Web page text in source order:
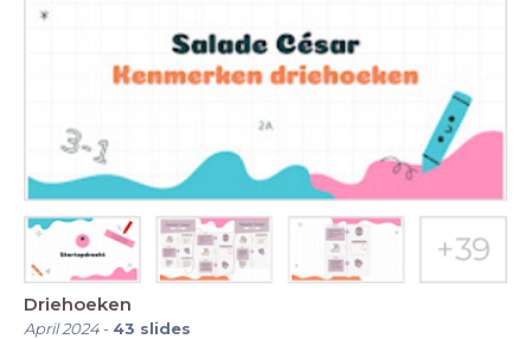
Driehoeken
April 2024- 43 slides